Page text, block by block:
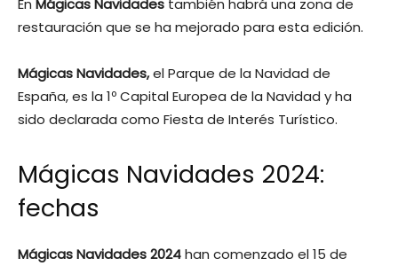
En Mágicas Navidades también habrá una zona de
restauración que se ha mejorado para esta edición.
Mágicas Navidades,el Parque de la Navidad de
España, es la 1º Capital Europea de la Navidad y ha
sido declarada como Fiesta de Interés Turístico.
Mágicas Navidades 2024:
fechas
Mágicas Navidades 2024han comenzado el 15 de